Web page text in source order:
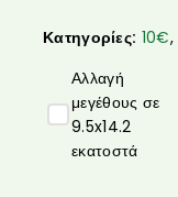
Κατηγορίες: 10€,
Αλλαγή
μεγέθους σε
9.5x14.2
εκατοστά